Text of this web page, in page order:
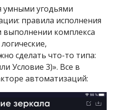
умными угодьями
правила исполнения
выполнении комплекса
сделать что-то типа:
Условие 3)». Все в
автоматизаций: